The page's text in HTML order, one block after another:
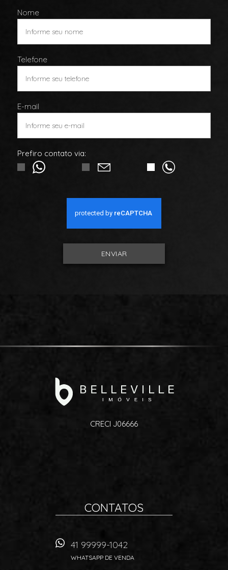
Nome
Telefone
E-mail
Prefiro contato via:
ENVIAR
CRECI J06666
CONTATOS
41 99999-1042
WHATSAPP DE VENDA